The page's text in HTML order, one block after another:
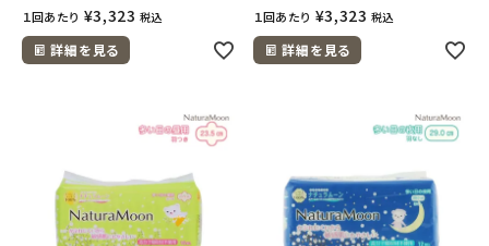
１回あたり ¥3,323 税込
詳細を見る
１回あたり ¥3,323 税込
詳細を見る